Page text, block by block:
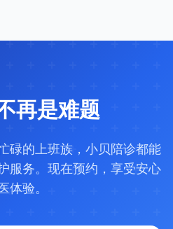
再是难题
碌的上班族，小贝陪诊都能
服务。现在预约，享受安心
体验。